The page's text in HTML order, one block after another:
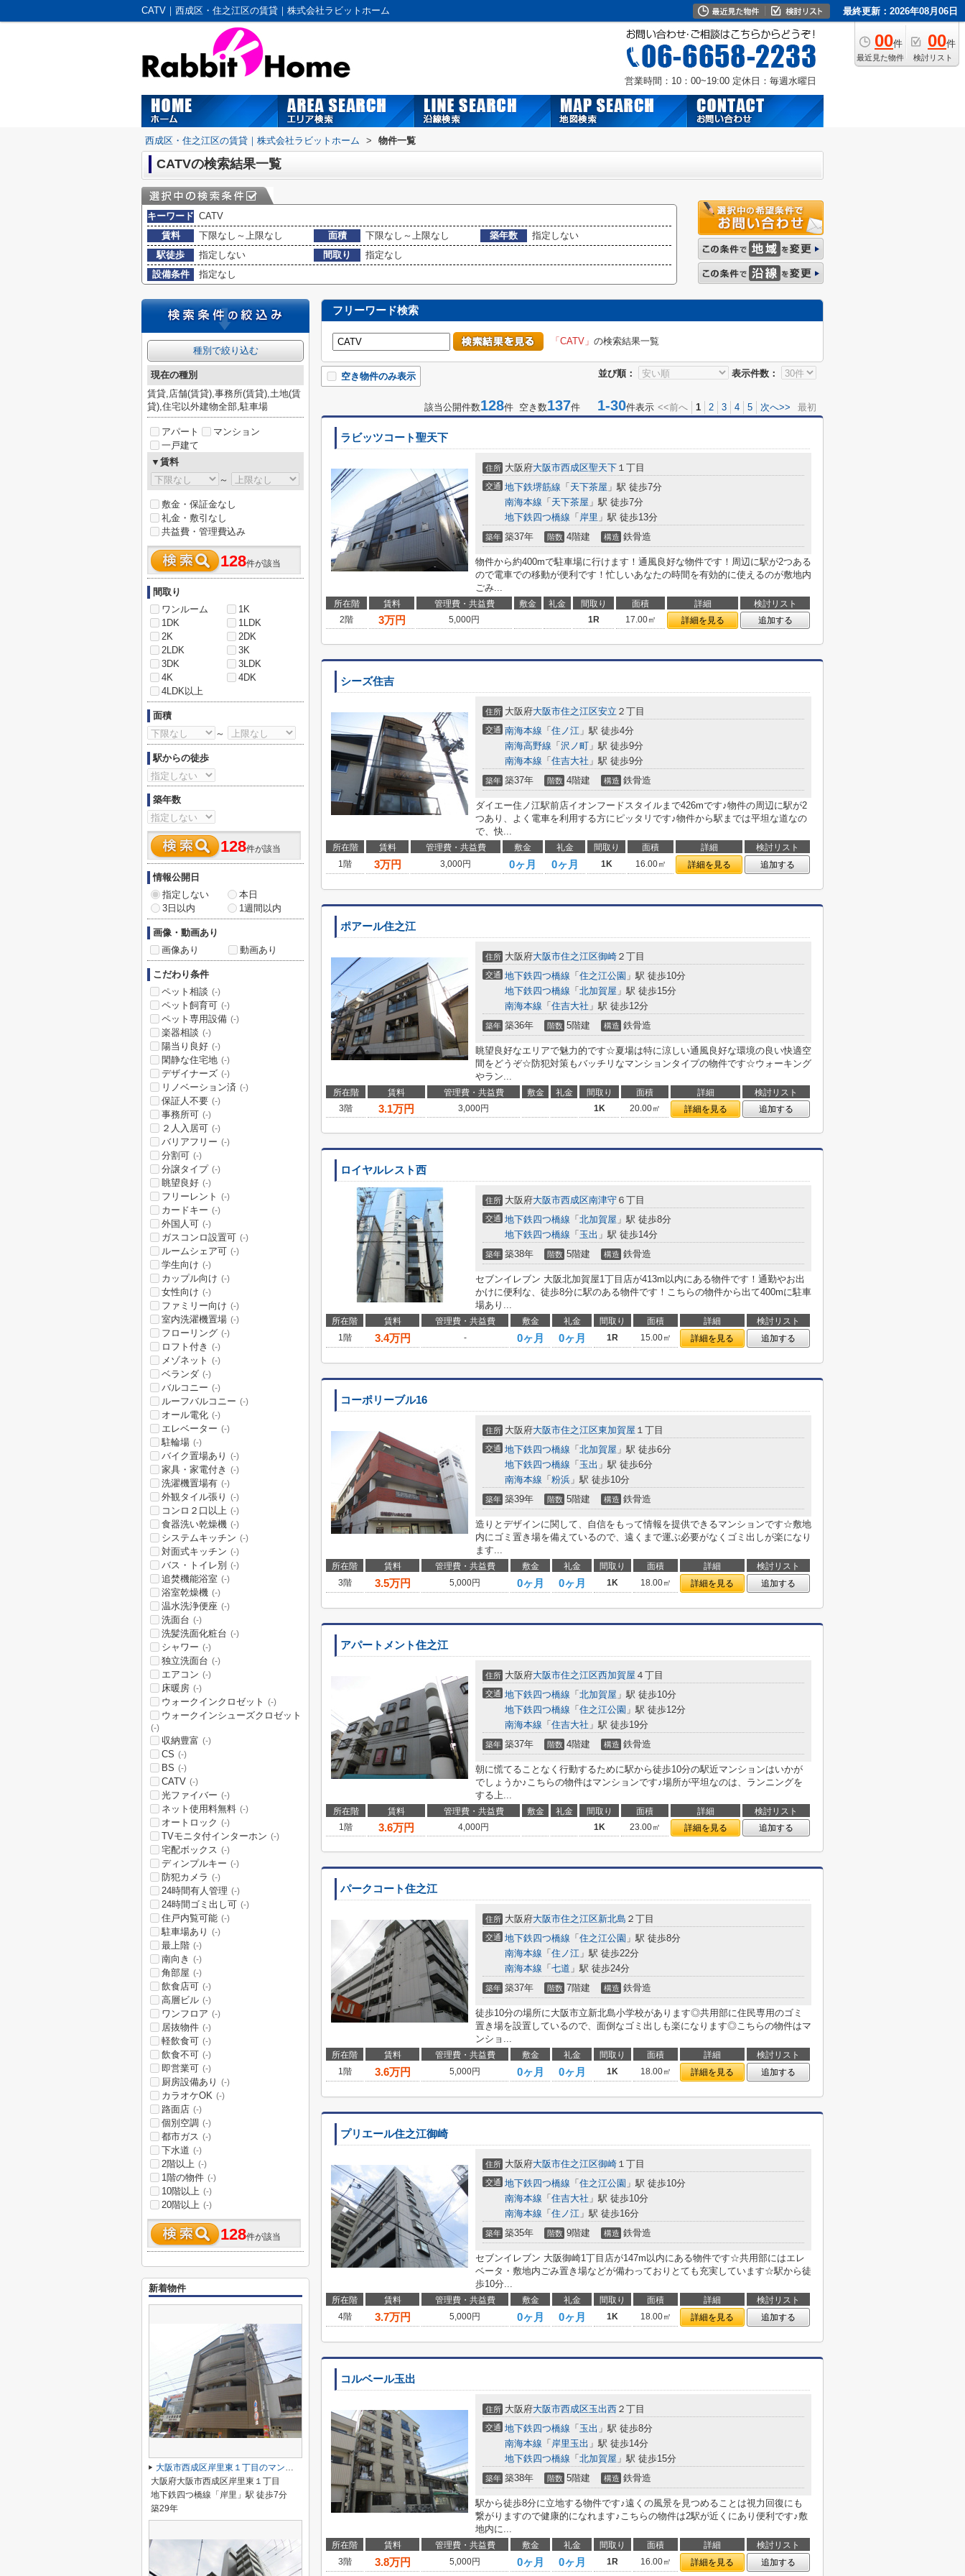
CATV｜西成区・住之江区の賃貸｜株式会社ラビットホーム 最終更新：2026年08月06日
00件
最近見た物件
00件
検討リスト
営業時間：10：00~19:00 定休日：毎週水曜日
西成区・住之江区の賃貸｜株式会社ラビットホーム > 物件一覧
CATVの検索結果一覧
キーワード CATV
賃料
下限なし～上限なし 面積 下限なし～上限なし 築年数
指定しない
駅徒歩
指定しない 間取り
指定なし
設備条件
指定なし
フリーワード検索
「CATV」 の検索結果一覧
並び順： 表示件数：
空き物件のみ表示
該当公開件数128件 空き数137件 1-30件表示 <<前へ 1 2 3 4 5 次へ>> 最初
ラビッツコート聖天下
住所 大阪府大阪市西成区聖天下 １丁目
交通 地下鉄堺筋線 「 天下茶屋 」駅 徒歩7分
南海本線 「 天下茶屋 」駅 徒歩7分
地下鉄四つ橋線 「 岸里 」駅 徒歩13分
築年 築37年 階数 4階建 構造 鉄骨造
物件から約400mで駐車場に行けます！通風良好な物件です！周辺に駅が2つある
ので電車での移動が便利です！忙しいあなたの時間を有効的に使えるのが敷地内
ごみ...
所在階 賃料 管理費・共益費 敷金 礼金 間取り 面積 詳細
検討リスト
2階
3万円 5,000円 1R 17.00㎡ 詳細を見る 追加する
シーズ住吉
住所 大阪府大阪市住之江区安立 ２丁目
交通 南海本線 「 住ノ江 」駅 徒歩4分
南海高野線 「 沢ノ町 」駅 徒歩9分
南海本線 「 住吉大社 」駅 徒歩9分
築年 築37年 階数 4階建 構造 鉄骨造
ダイエー住ノ江駅前店イオンフードスタイルまで426mです♪物件の周辺に駅が2
つあり、よく電車を利用する方にピッタリです♪物件から駅までは平坦な道なの
で、快...
所在階 賃料 管理費・共益費 敷金 礼金 間取り 面積 詳細
検討リスト
1階
3万円 3,000円 0ヶ月 0ヶ月 1K 16.00㎡ 詳細を見る 追加する
ポアール住之江
住所 大阪府大阪市住之江区御崎 ２丁目
交通 地下鉄四つ橋線 「 住之江公園 」駅 徒歩10分
地下鉄四つ橋線 「 北加賀屋 」駅 徒歩15分
南海本線 「 住吉大社 」駅 徒歩12分
築年 築36年 階数 5階建 構造 鉄骨造
眺望良好なエリアで魅力的です☆夏場は特に涼しい通風良好な環境の良い快適空
間をどうぞ☆防犯対策もバッチリなマンションタイプの物件です☆ウォーキング
やラン...
所在階 賃料 管理費・共益費 敷金 礼金 間取り 面積 詳細
検討リスト
3階
3.1万円 3,000円 1K 20.00㎡ 詳細を見る 追加する
ロイヤルレスト西
住所 大阪府大阪市西成区南津守 ６丁目
交通 地下鉄四つ橋線 「 北加賀屋 」駅 徒歩8分
地下鉄四つ橋線 「 玉出 」駅 徒歩14分
築年 築38年 階数 5階建 構造 鉄骨造
セブンイレブン 大阪北加賀屋1丁目店が413m以内にある物件です！通勤やお出
かけに便利な、徒歩8分に駅のある物件です！こちらの物件から出て400mに駐車
場あり...
所在階 賃料 管理費・共益費 敷金 礼金 間取り 面積 詳細
検討リスト
1階
3.4万円 - 0ヶ月 0ヶ月 1R 15.00㎡ 詳細を見る 追加する
コーポリーブル16
住所 大阪府大阪市住之江区東加賀屋 １丁目
交通 地下鉄四つ橋線 「 北加賀屋 」駅 徒歩6分
地下鉄四つ橋線 「 玉出 」駅 徒歩6分
南海本線 「 粉浜 」駅 徒歩10分
築年 築39年 階数 5階建 構造 鉄骨造
造りとデザインに関して、自信をもって情報を提供できるマンションです☆敷地
内にゴミ置き場を備えているので、遠くまで運ぶ必要がなくゴミ出しが楽になり
ます...
所在階 賃料 管理費・共益費 敷金 礼金 間取り 面積 詳細
検討リスト
3階
3.5万円 5,000円 0ヶ月 0ヶ月 1K 18.00㎡ 詳細を見る 追加する
アパートメント住之江
住所 大阪府大阪市住之江区西加賀屋 ４丁目
交通 地下鉄四つ橋線 「 北加賀屋 」駅 徒歩10分
地下鉄四つ橋線 「 住之江公園 」駅 徒歩12分
南海本線 「 住吉大社 」駅 徒歩19分
築年 築37年 階数 4階建 構造 鉄骨造
朝に慌てることなく行動するために駅から徒歩10分の駅近マンションはいかが
でしょうか♪こちらの物件はマンションです♪場所が平坦なのは、ランニングを
する上...
所在階 賃料 管理費・共益費 敷金 礼金 間取り 面積 詳細
検討リスト
1階
3.6万円 4,000円 1K 23.00㎡ 詳細を見る 追加する
パークコート住之江
住所 大阪府大阪市住之江区新北島 ２丁目
交通 地下鉄四つ橋線 「 住之江公園 」駅 徒歩8分
南海本線 「 住ノ江 」駅 徒歩22分
南海本線 「 七道 」駅 徒歩24分
築年 築37年 階数 7階建 構造 鉄骨造
徒歩10分の場所に大阪市立新北島小学校があります◎共用部に住民専用のゴミ
置き場を設置しているので、面倒なゴミ出しも楽になります◎こちらの物件はマ
ンショ...
所在階 賃料 管理費・共益費 敷金 礼金 間取り 面積 詳細
検討リスト
1階
3.6万円 5,000円 0ヶ月 0ヶ月 1K 18.00㎡ 詳細を見る 追加する
プリエール住之江御崎
住所 大阪府大阪市住之江区御崎 １丁目
交通 地下鉄四つ橋線 「 住之江公園 」駅 徒歩10分
南海本線 「 住吉大社 」駅 徒歩10分
南海本線 「 住ノ江 」駅 徒歩16分
築年 築35年 階数 9階建 構造 鉄骨造
セブンイレブン 大阪御崎1丁目店が147m以内にある物件です☆共用部にはエレ
ベータ・敷地内ごみ置き場などが備わっておりとても充実しています☆駅から徒
歩10分...
所在階 賃料 管理費・共益費 敷金 礼金 間取り 面積 詳細
検討リスト
4階
3.7万円 5,000円 0ヶ月 0ヶ月 1K 18.00㎡ 詳細を見る 追加する
コルベール玉出
住所 大阪府大阪市西成区玉出西 ２丁目
交通 地下鉄四つ橋線 「 玉出 」駅 徒歩8分
南海本線 「 岸里玉出 」駅 徒歩14分
地下鉄四つ橋線 「 北加賀屋 」駅 徒歩15分
築年 築38年 階数 5階建 構造 鉄骨造
駅から徒歩8分に立地する物件です♪遠くの風景を見つめることは視力回復にも
繋がりますので健康的になれます♪こちらの物件は2駅が近くにあり便利です♪敷
地内に...
所在階 賃料 管理費・共益費 敷金 礼金 間取り 面積 詳細
検討リスト
3階
3.8万円 5,000円 0ヶ月 0ヶ月 1R 16.00㎡ 詳細を見る 追加する
種別で絞り込む
現在の種別
賃貸,店舗(賃貸),事務所(賃貸),土地(賃
貸),住宅以外建物全部,駐車場
アパート
マンション
一戸建て
▼賃料
～
敷金・保証金なし
礼金・敷引なし
共益費・管理費込み
128件が該当
間取り
ワンルーム
1K
1DK
1LDK
2K
2DK
2LDK
3K
3DK
3LDK
4K
4DK
4LDK以上
面積
～
駅からの徒歩
築年数
128件が該当
情報公開日
指定しない
本日
3日以内
1週間以内
画像・動画あり
画像あり
動画あり
こだわり条件
ペット相談 (-)
ペット飼育可 (-)
ペット専用設備 (-)
楽器相談 (-)
陽当り良好 (-)
閑静な住宅地 (-)
デザイナーズ (-)
リノベーション済 (-)
保証人不要 (-)
事務所可 (-)
２人入居可 (-)
バリアフリー (-)
分割可 (-)
分譲タイプ (-)
眺望良好 (-)
フリーレント (-)
カードキー (-)
外国人可 (-)
ガスコンロ設置可 (-)
ルームシェア可 (-)
学生向け (-)
カップル向け (-)
女性向け (-)
ファミリー向け (-)
室内洗濯機置場 (-)
フローリング (-)
ロフト付き (-)
メゾネット (-)
ベランダ (-)
バルコニー (-)
ルーフバルコニー (-)
オール電化 (-)
エレベーター (-)
駐輪場 (-)
バイク置場あり (-)
家具・家電付き (-)
洗濯機置場有 (-)
外観タイル張り (-)
コンロ２口以上 (-)
食器洗い乾燥機 (-)
システムキッチン (-)
対面式キッチン (-)
バス・トイレ別 (-)
追焚機能浴室 (-)
浴室乾燥機 (-)
温水洗浄便座 (-)
洗面台 (-)
洗髪洗面化粧台 (-)
シャワー (-)
独立洗面台 (-)
エアコン (-)
床暖房 (-)
ウォークインクロゼット (-)
ウォークインシューズクロゼット
(-)
収納豊富 (-)
CS (-)
BS (-)
CATV (-)
光ファイバー (-)
ネット使用料無料 (-)
オートロック (-)
TVモニタ付インターホン (-)
宅配ボックス (-)
ディンプルキー (-)
防犯カメラ (-)
24時間有人管理 (-)
24時間ゴミ出し可 (-)
住戸内覧可能 (-)
駐車場あり (-)
最上階 (-)
南向き (-)
角部屋 (-)
飲食店可 (-)
高層ビル (-)
ワンフロア (-)
居抜物件 (-)
軽飲食可 (-)
飲食不可 (-)
即営業可 (-)
厨房設備あり (-)
カラオケOK (-)
路面店 (-)
個別空調 (-)
都市ガス (-)
下水道 (-)
2階以上 (-)
1階の物件 (-)
10階以上 (-)
20階以上 (-)
128件が該当
新着物件
大阪市西成区岸里東１丁目のマンション
大阪府大阪市西成区岸里東１丁目
地下鉄四つ橋線「岸里」駅 徒歩7分
築29年